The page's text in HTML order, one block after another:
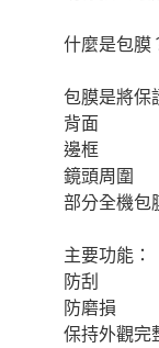
什麼是包膜
包膜是將保
背面
邊框
鏡頭周圍
部分全機包
主要功能：
防刮
防磨損
保持外觀完